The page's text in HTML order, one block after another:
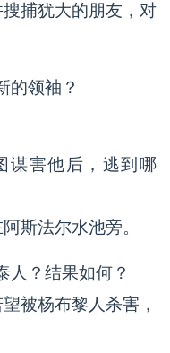
捕犹大的朋友，对
的领袖？
谋害他后，逃到哪
斯法尔水池旁。
人？结果如何？
被杨布黎人杀害，